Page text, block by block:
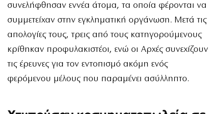
συνελήφθησαν εννέα άτομα, τα οποία φέρονται να
συμμετείχαν στην εγκληματική οργάνωση. Μετά τις
απολογίες τους, τρεις από τους κατηγορούμενους
κρίθηκαν προφυλακιστέοι, ενώ οι Αρχές συνεχίζουν
τις έρευνες για τον εντοπισμό ακόμη ενός
φερόμενου μέλους που παραμένει ασύλληπτο.